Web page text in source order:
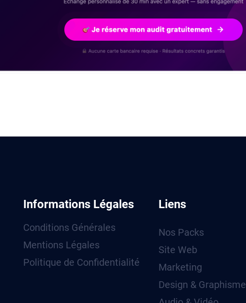
Informations Légales
Conditions Générales
Mentions Légales
Politique de Confidentialité
Liens
Nos Packs
Site Web
Marketing
Design & Graphisme